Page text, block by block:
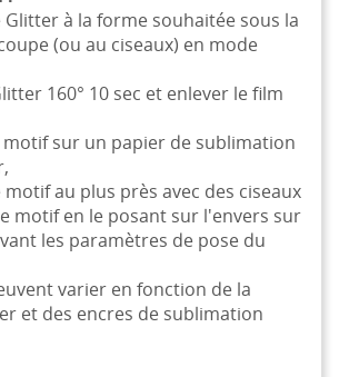
Glitter à la forme souhaitée sous la
(ou au ciseaux) en mode
160° 10 sec et enlever le film
sur un papier de sublimation
motif au plus près avec des ciseaux
motif en le posant sur l'envers sur
les paramètres de pose du
varier en fonction de la
et des encres de sublimation